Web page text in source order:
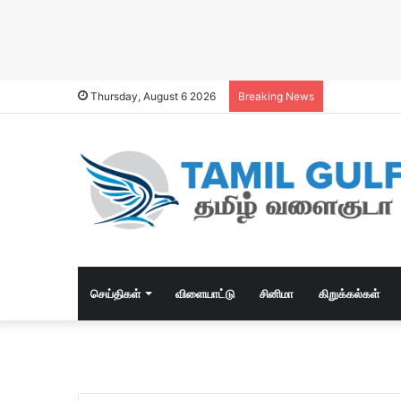
Thursday, August 6 2026 Breaking News
செய்திகள் விளையாட்டு சினிமா கிறுக்கல்கள்